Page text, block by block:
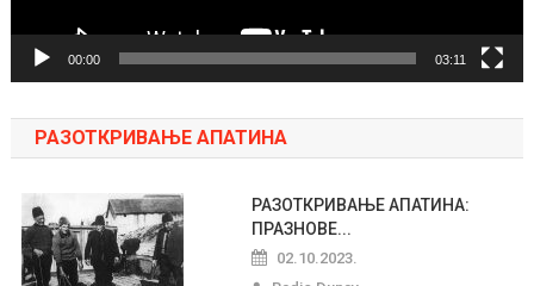
00:00 03:11
РАЗОТКРИВАЊЕ АПАТИНА
РАЗОТКРИВАЊЕ АПАТИНА:
ПРАЗНОВЕ...
02.10.2023.